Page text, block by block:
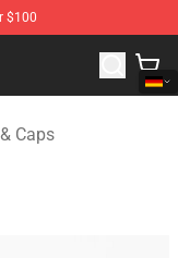
$100
Shop
Caps